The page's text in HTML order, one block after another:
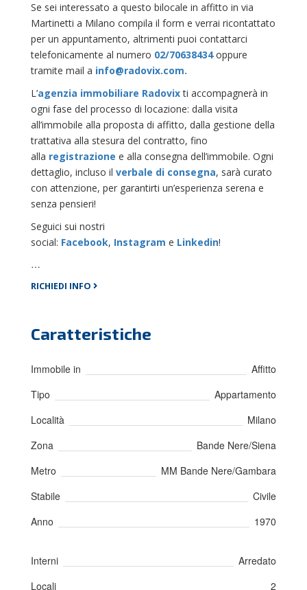
Se sei interessato a questo bilocale in affitto in via
Martinetti a Milano compila il form e verrai ricontattato
per un appuntamento, altrimenti puoi contattarci
telefonicamente al numero 02/70638434oppure
tramite mail a info@radovix.com.
L’agenzia immobiliare Radovixti accompagnerà in
ogni fase del processo di locazione: dalla visita
all’immobile alla proposta di affitto, dalla gestione della
trattativa alla stesura del contratto, fino
alla registrazione e alla consegna dell’immobile. Ogni
dettaglio, incluso il verbale di consegna, sarà curato
con attenzione, per garantirti un’esperienza serena e
senza pensieri!
Seguici sui nostri
social: Facebook, Instagram e Linkedin!
…
RICHIEDI INFO
Caratteristiche
Immobile in
Affitto
Tipo
Appartamento
Località
Milano
Zona
Bande Nere/Siena
Metro
MM Bande Nere/Gambara
Stabile
Civile
Anno
1970
Interni
Arredato
Locali
2